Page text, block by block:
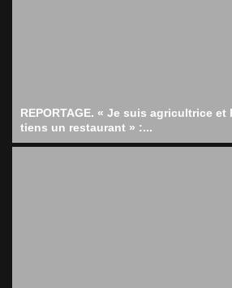
REPORTAGE. « Je suis agricultrice et
tiens un restaurant » :...